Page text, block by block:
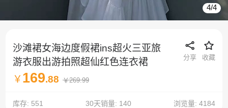
4/4
沙滩裙女海边度假裙ins超火三亚旅
游衣服出游拍照超仙红色连衣裙
分享 收藏
￥ 169.88 ￥269.99
库存: 551 30天销量: 140 浏览量: 4184